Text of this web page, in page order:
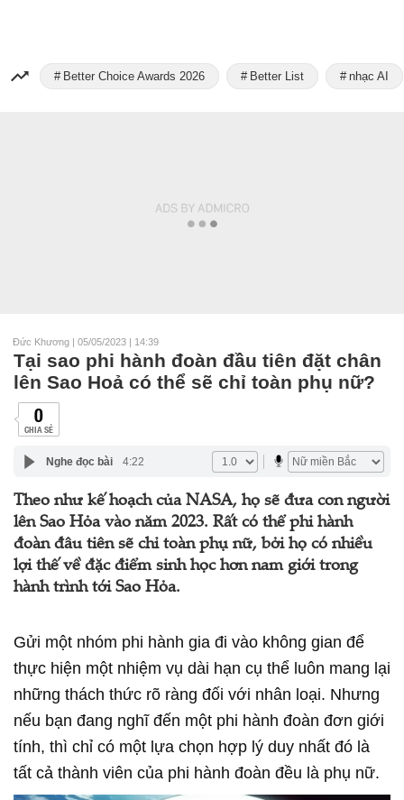
Better Choice Awards 2026 Better List nhạc AI
Đức Khương | 05/05/2023 | 14:39
Tại sao phi hành đoàn đầu tiên đặt chân
lên Sao Hoả có thể sẽ chỉ toàn phụ nữ?
0
CHIA SẺ
Nghe đọc bài 4:22
Theo như kế hoạch của NASA, họ sẽ đưa con người
lên Sao Hỏa vào năm 2023. Rất có thể phi hành
đoàn đâu tiên sẽ chỉ toàn phụ nữ, bởi họ có nhiều
lợi thế về đặc điểm sinh học hơn nam giới trong
hành trình tới Sao Hỏa.
Gửi một nhóm phi hành gia đi vào không gian để
thực hiện một nhiệm vụ dài hạn cụ thể luôn mang lại
những thách thức rõ ràng đối với nhân loại. Nhưng
nếu bạn đang nghĩ đến một phi hành đoàn đơn giới
tính, thì chỉ có một lựa chọn hợp lý duy nhất đó là
tất cả thành viên của phi hành đoàn đều là phụ nữ.